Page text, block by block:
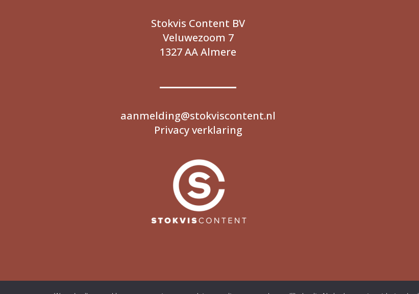
Stokvis Content BV
Veluwezoom 7
1327 AA Almere
aanmelding@stokviscontent.nl
Privacy verklaring